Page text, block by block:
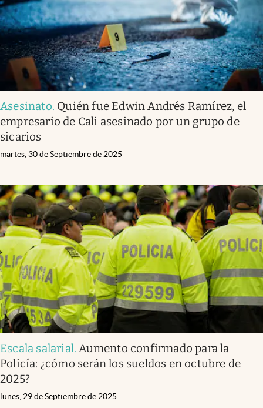
Asesinato. Quién fue Edwin Andrés Ramírez, el
empresario de Cali asesinado por un grupo de
sicarios
martes, 30 de Septiembre de 2025
Escala salarial.Aumento confirmado para la
Policía: ¿cómo serán los sueldos en octubre de
2025?
lunes, 29 de Septiembre de 2025